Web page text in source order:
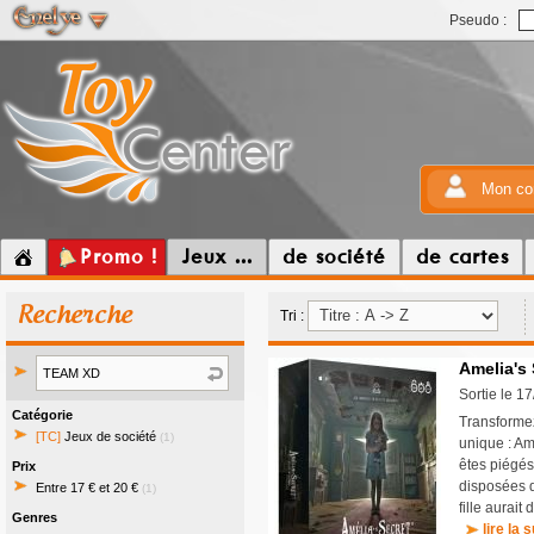
Pseudo :
Mon
Promo ! Jeux ... de société de cartes
Recherche
Catégorie
[TC] Jeux de société (1)
Prix
Entre 17 € et 20 € (1)
Genres
Tri :
Amelia's
Sortie le
unique :
êtes
disposées
fille aurait
lire la